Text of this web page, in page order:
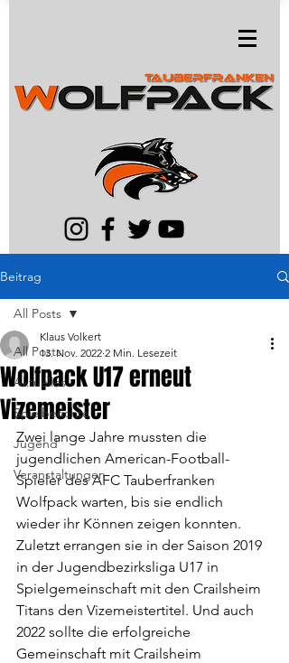
Beitrag
All Posts
Aktuelles
Spielberichte
Jugend
Veranstaltungen
All Posts
Wolfpack U17 erneut
Vizemeister
Klaus Volkert
13. Nov. 2022 2 Min. Lesezeit
Zwei lange Jahre mussten die
jugendlichen American-Football-
Spieler des AFC Tauberfranken
Wolfpack warten, bis sie endlich
wieder ihr Können zeigen konnten.
Zuletzt errangen sie in der Saison 2019
in der Jugendbezirksliga U17 in
Spielgemeinschaft mit den Crailsheim
Titans den Vizemeistertitel. Und auch
2022 sollte die erfolgreiche
Gemeinschaft mit Crailsheim